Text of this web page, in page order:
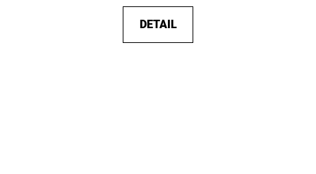
DETAIL